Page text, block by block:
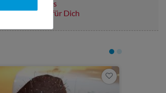
Über 110 Gratis
Schnittmuster für Dich